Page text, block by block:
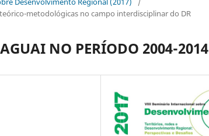
metodológicas no campo interdisciplinar do DR
NO PERÍODO 2004-2014